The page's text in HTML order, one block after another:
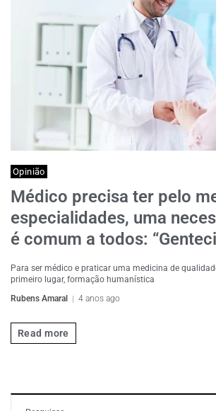
Opinião
Médico precisa ter pelo
especialidades, uma
é comum a todos:
Para ser médico e praticar uma medicina de
primeiro lugar, formação humanística
Rubens Amaral
4 anos ago
Read more